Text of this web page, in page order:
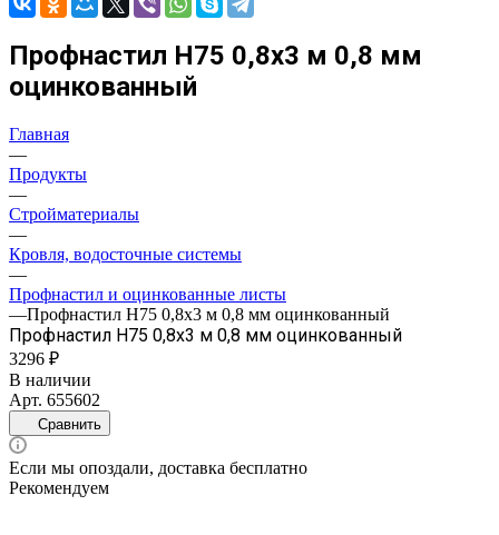
Профнастил Н75 0,8х3 м 0,8 мм
оцинкованный
Главная
—
Продукты
—
Стройматериалы
—
Кровля, водосточные системы
—
Профнастил и оцинкованные листы
—Профнастил Н75 0,8х3 м 0,8 мм оцинкованный
Профнастил Н75 0,8х3 м 0,8 мм оцинкованный
3296 ₽
В наличии
Арт. 655602
Сравнить
Если мы опоздали, доставка бесплатно
Рекомендуем